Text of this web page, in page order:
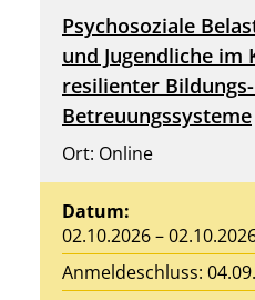
Psychosoziale
und Jugendliche im
resilienter
Betreuungssysteme
Ort: Online
Datum:
02.10.2026 –
Anmeldeschluss: